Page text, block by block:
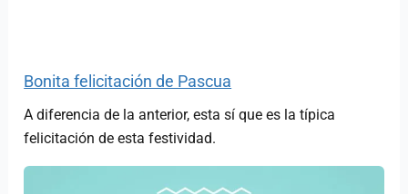
Bonita felicitación de Pascua
A diferencia de la anterior, esta sí que es la típica
felicitación de esta festividad.